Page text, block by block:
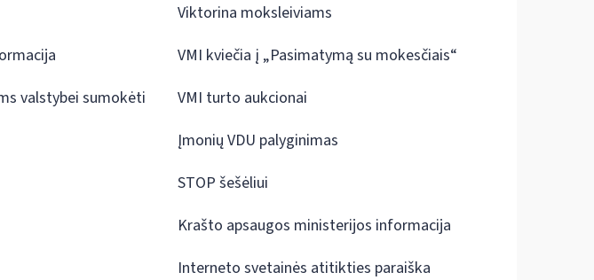
valstybei sumokėti
Viktorina moksleiviams
VMI kviečia į „Pasimatymą su mokesčiais“
VMI turto aukcionai
Įmonių VDU palyginimas
STOP šešėliui
Krašto apsaugos ministerijos informacija
Interneto svetainės atitikties paraiška